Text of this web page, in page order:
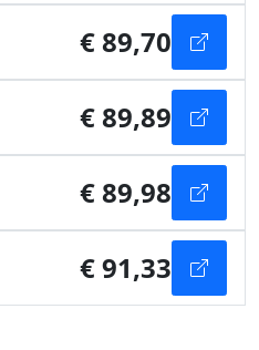
€ 89,70
€ 89,89
€ 89,98
€ 91,33